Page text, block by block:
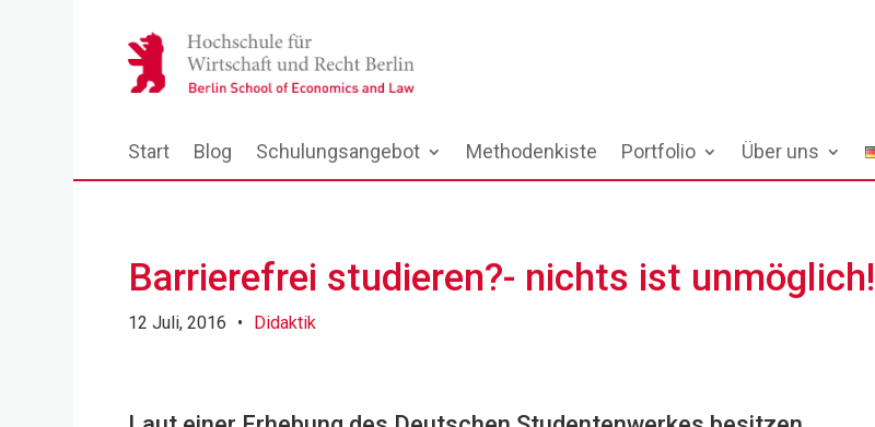
Start Blog Schulungsangebot Methodenkiste Portfolio Über uns
Barrierefrei studieren?- nichts ist unmöglich!
12 Juli, 2016 • Didaktik